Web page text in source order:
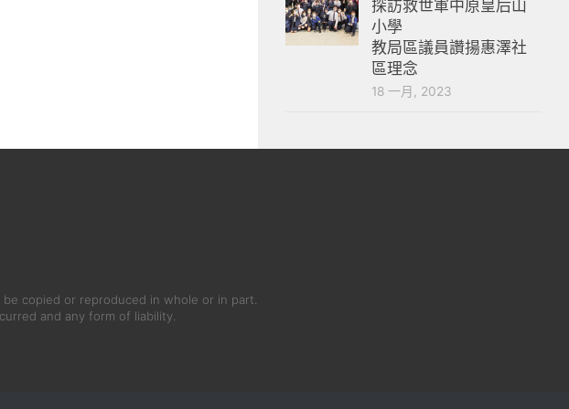
探訪救世軍中原皇后山
小學
教局區議員讚揚惠澤社
區理念
18 一月, 2023
copied or reproduced in whole or in part.
and any form of liability.